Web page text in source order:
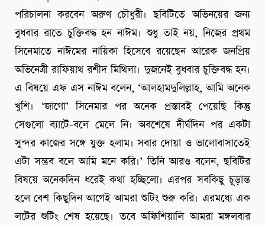
পরিচালনা করবেন অরুণ চৌধুরী। ছবিটিতে অভিনয়ের জন্য
বুধবার রাতে চুক্তিবদ্ধ হন নাঈম। শুধু তাই নয়, নিজের প্রথম
সিনেমাতে নাঈমের নায়িকা হিসেবে রয়েছেন আরেক জনপ্রিয়
অভিনেত্রী রাফিয়াথ রশীদ মিথিলা। দুজনেই বুধবার চুক্তিবদ্ধ হন।
এ বিষয়ে এফ এস নাঈম বলেন, ‘আলহামদুলিল্লাহ, আমি অনেক
খুশি। ‘জাগো’ সিনেমার পর অনেক প্রস্তাবই পেয়েছি কিন্তু
সেগুলো ব্যাটে-বলে মেলে নি। অবশেষে দীর্ঘদিন পর একটা
সুন্দর কাজের সঙ্গে যুক্ত হলাম। সবার দোয়া ও ভালোবাসাতেই
এটা সম্ভব বলে আমি মনে করি।’ তিনি আরও বলেন, ছবিটির
বিষয়ে অনেকদিন ধরেই কথা হচ্ছিলো। এরপর সবকিছু চূড়ান্ত
হলে বেশ কিছুদিন আগেই আমরা শুটিং শুরু করি। এরমধ্যে এক
লটের শুটিং শেষ হয়েছে। তবে অফিশিয়ালি আমরা মঙ্গলবার